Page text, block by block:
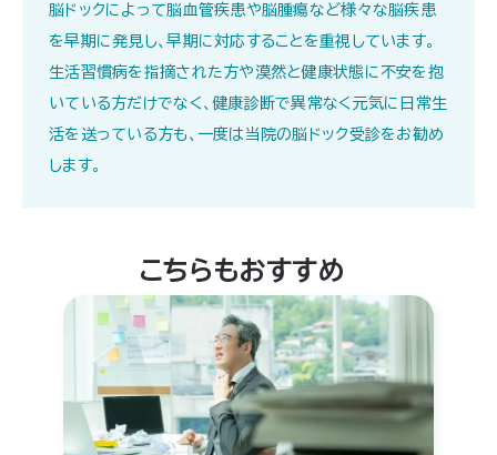
脳ドックによって脳血管疾患や脳腫瘍など様々な脳疾患
を早期に発見し、早期に対応することを重視しています。
生活習慣病を指摘された方や漠然と健康状態に不安を抱
いている方だけでなく、健康診断で異常なく元気に日常生
活を送っている方も、一度は当院の脳ドック受診をお勧め
します。
こちらもおすすめ